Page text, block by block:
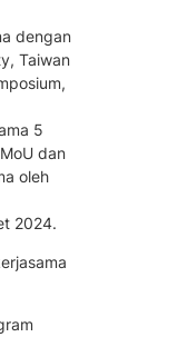
dengan
Taiwan
5
dan
oleh
2024.